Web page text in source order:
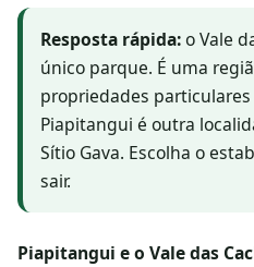
Resposta rápida:o Vale
único parque. É uma
propriedades
Piapitangui é outra
Sítio Gava. Escolha o
sair.
Piapitangui e o Vale das